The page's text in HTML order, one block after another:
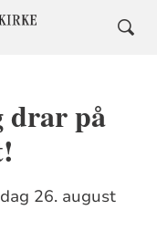
drar på
26. august